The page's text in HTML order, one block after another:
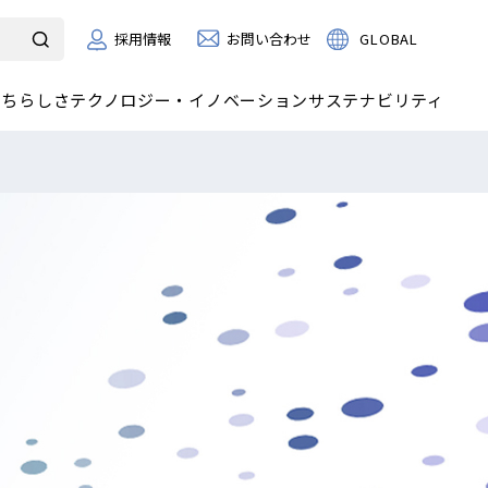
採用情報 お問い合わせ GLOBAL
らしさテクノロジー・イノベーションサステナビリティ